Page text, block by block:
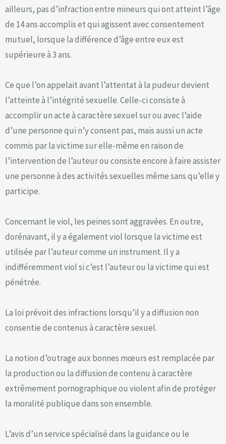
ailleurs, pas d’infraction entre mineurs qui ont atteint l’âge
de 14 ans accomplis et qui agissent avec consentement
mutuel, lorsque la différence d’âge entre eux est
supérieure à 3 ans.
Ce que l’on appelait avant l’attentat à la pudeur devient
l’atteinte à l’intégrité sexuelle. Celle-ci consiste à
accomplir un acte à caractère sexuel sur ou avec l’aide
d’une personne qui n’y consent pas, mais aussi un acte
commis par la victime sur elle-même en raison de
l’intervention de l’auteur ou consiste encore à faire assister
une personne à des activités sexuelles même sans qu’elle y
participe.
Concernant le viol, les peines sont aggravées. En outre,
dorénavant, il y a également viol lorsque la victime est
utilisée par l’auteur comme un instrument. Il y a
indifféremment viol si c’est l’auteur ou la victime qui est
pénétrée.
La loi prévoit des infractions lorsqu’il y a diffusion non
consentie de contenus à caractère sexuel.
La notion d’outrage aux bonnes mœurs est remplacée par
la production ou la diffusion de contenu à caractère
extrêmement pornographique ou violent afin de protéger
la moralité publique dans son ensemble.
L’avis d’un service spécialisé dans la guidance ou le